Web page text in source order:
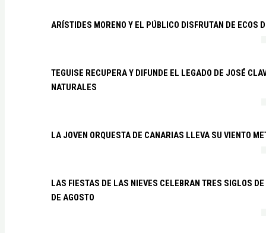
ARÍSTIDES MORENO Y EL PÚBLICO DISFRUTAN DE ECOS
TEGUISE RECUPERA Y DIFUNDE EL LEGADO DE JOSÉ
NATURALES
LA JOVEN ORQUESTA DE CANARIAS LLEVA SU VIENTO
LAS FIESTAS DE LAS NIEVES CELEBRAN TRES SIGLOS
DE AGOSTO